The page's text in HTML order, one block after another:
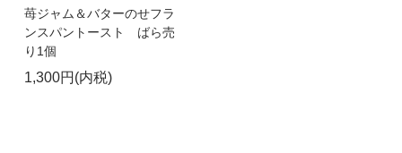
苺ジャム＆バターのせフラ
ンスパントースト ばら売
り1個
1,300円(内税)